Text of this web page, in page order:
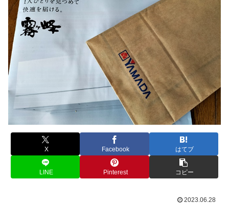
X Facebook はてブ
LINE Pinterest コピー
2023.06.28